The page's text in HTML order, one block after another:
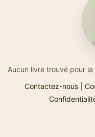
Aucun livre trouvé pour
Contactez-nous|